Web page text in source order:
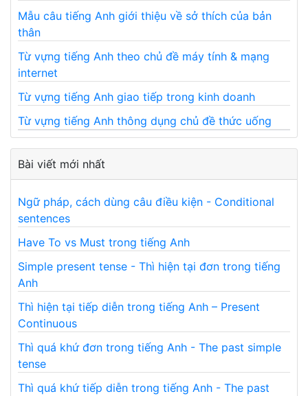
Mẫu câu tiếng Anh giới thiệu về sở thích của bản
thân
Từ vựng tiếng Anh theo chủ đề máy tính & mạng
internet
Từ vựng tiếng Anh giao tiếp trong kinh doanh
Từ vựng tiếng Anh thông dụng chủ đề thức uống
Bài viết mới nhất
Ngữ pháp, cách dùng câu điều kiện - Conditional
sentences
Have To vs Must trong tiếng Anh
Simple present tense - Thì hiện tại đơn trong tiếng
Anh
Thì hiện tại tiếp diễn trong tiếng Anh – Present
Continuous
Thì quá khứ đơn trong tiếng Anh - The past simple
tense
Thì quá khứ tiếp diễn trong tiếng Anh - The past